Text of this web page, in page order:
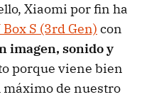
Xiaomi por fin ha
S (3rd Gen) con
imagen, sonido y
porque viene bien
de nuestro